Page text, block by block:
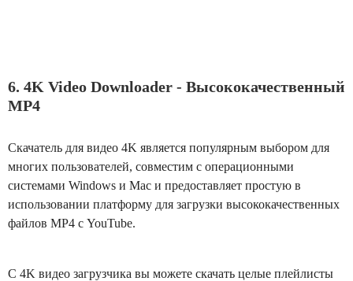
6. 4K Video Downloader - Высококачественный
MP4
Скачатель для видео 4K является популярным выбором для
многих пользователей, совместим с операционными
системами Windows и Mac и предоставляет простую в
использовании платформу для загрузки высококачественных
файлов MP4 с YouTube.
С 4K видео загрузчика вы можете скачать целые плейлисты